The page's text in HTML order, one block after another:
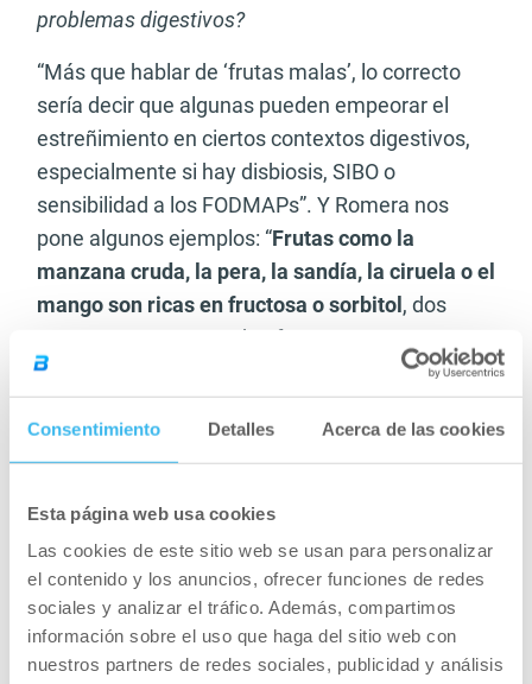
Consentimiento Detalles Acerca de las cookies
Esta página web usa cookies
Las cookies de este sitio web se usan para personalizar
el contenido y los anuncios, ofrecer funciones de redes
sociales y analizar el tráfico. Además, compartimos
información sobre el uso que haga del sitio web con
nuestros partners de redes sociales, publicidad y análisis
problemas digestivos?
“Más que hablar de ‘frutas malas’, lo correcto
sería decir que algunas pueden empeorar el
estreñimiento en ciertos contextos digestivos,
especialmente si hay disbiosis, SIBO o
sensibilidad a los FODMAPs”. Y Romera nos
pone algunos ejemplos: “Frutas como la
manzana cruda, la pera, la sandía, la ciruela o el
mango son ricas en fructosa o sorbitol , dos
compuestos que pueden fermentar en exceso y
empeorar el tránsito si hay alteraciones
intestinales. En estos casos, no es la fruta en sí
el problema, sino el contexto digestivo de base”.
Eso sí, puede haber una alternativa. “Las frutas
cocidas, al horno o en compota (como el plátano
digestivas y mejor toleradas”, apunta.